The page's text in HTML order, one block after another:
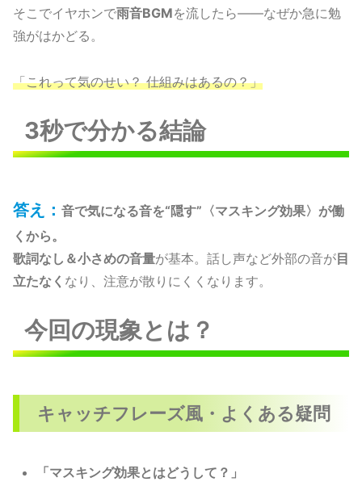
そこでイヤホンで雨音BGMを流したら——なぜか急に勉
強がはかどる。
「これって気のせい？ 仕組みはあるの？」
3秒で分かる結論
答え： 音で気になる音を“隠す”〈マスキング効果〉が働
くから。
歌詞なし＆小さめの音量が基本。話し声など外部の音が目
立たなく なり、注意が散りにくくなります。
今回の現象とは？
キャッチフレーズ風・よくある疑問
「マスキング効果とはどうして？」